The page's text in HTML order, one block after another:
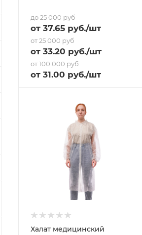
до 25 000 руб
от 37.65 руб./шт
от 25 000 руб
от 33.20 руб./шт
от 100 000 руб
от 31.00 руб./шт
Халат медицинский